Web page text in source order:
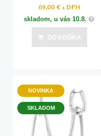
69,00 €s DPH
skladom, u vás 10.8.
DO KOŠÍKA
NOVINKA
SKLADOM